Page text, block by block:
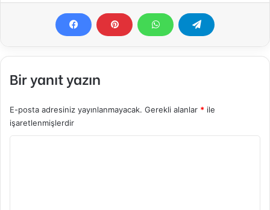
Bir yanıt yazın
E-posta adresiniz yayınlanmayacak. Gerekli alanlar * ile
işaretlenmişlerdir